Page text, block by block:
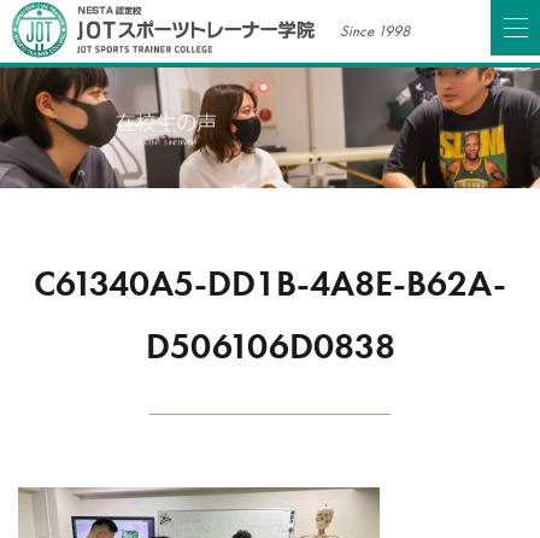
Since 1998
C61340A5-DD1B-4A8E-B62A-
D506106D0838